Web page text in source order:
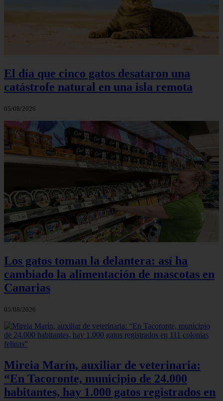
El día que cinco gatos desataron una
catástrofe natural en una isla remota
05/08/2026
Los gatos toman la delantera: así ha
cambiado la alimentación de mascotas en
Canarias
05/08/2026
Mireia Marín, auxiliar de veterinaria:
“En Tacoronte, municipio de 24.000
habitantes, hay 1.000 gatos registrados en